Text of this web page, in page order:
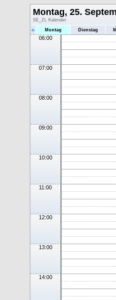
Montag, 25.
SE_ZL Kalender
« Montag Dienstag
06:00
07:00
08:00
09:00
10:00
11:00
12:00
13:00
14:00